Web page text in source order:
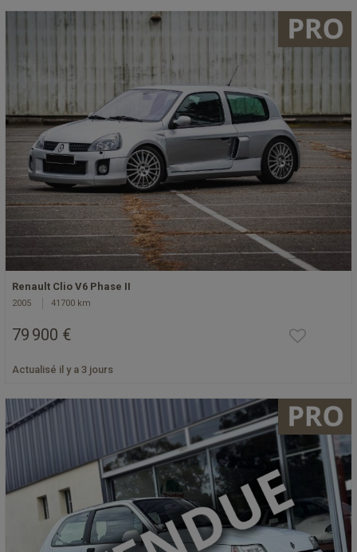
Renault Clio V6 Phase II
2005 41700 km
79 900 €
Actualisé il y a 3 jours